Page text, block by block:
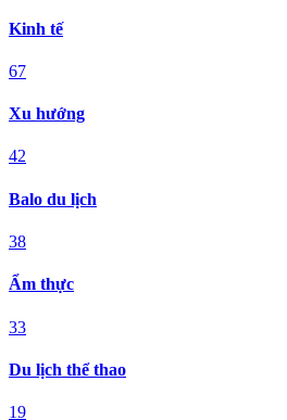
Kinh tế
67
Xu hướng
42
Balo du lịch
38
Ẩm thực
33
Du lịch thể thao
19